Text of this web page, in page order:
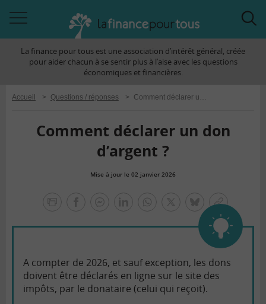
àLa finance pour tous est une association d’intérêt général, créée
pour aider chacun à se sentir plus à l’aise avec les questions
économiques et financières.
Accueil > Questions / réponses > Comment déclarer un don d’argent ?
Comment déclarer un don
d’argent ?
Mise à jour le 02 janvier 2026
tous
TwitterblueskyCopier
le
lien
A compter de 2026, et sauf exception, les dons
doivent être déclarés en ligne sur le site des
impôts, par le donataire (celui qui reçoit).